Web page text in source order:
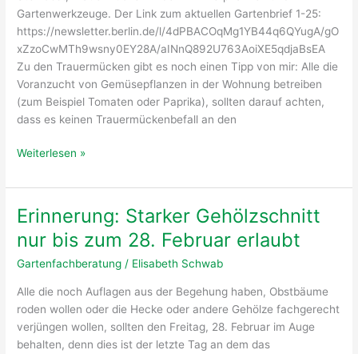
Gartenwerkzeuge. Der Link zum aktuellen Gartenbrief 1-25:
https://newsletter.berlin.de/l/4dPBACOqMg1YB44q6QYugA/gO
xZzoCwMTh9wsny0EY28A/aINnQ892U763AoiXE5qdjaBsEA
Zu den Trauermücken gibt es noch einen Tipp von mir: Alle die
Voranzucht von Gemüsepflanzen in der Wohnung betreiben
(zum Beispiel Tomaten oder Paprika), sollten darauf achten,
dass es keinen Trauermückenbefall an den
Gartenbrief
25
des
Pflanzenschutzamtes
erschienen
Weiterlesen »
Erinnerung: Starker Gehölzschnitt
nur bis zum 28. Februar erlaubt
Gartenfachberatung / Elisabeth Schwab
Alle die noch Auflagen aus der Begehung haben, Obstbäume
roden wollen oder die Hecke oder andere Gehölze fachgerecht
verjüngen wollen, sollten den Freitag, 28. Februar im Auge
behalten, denn dies ist der letzte Tag an dem das